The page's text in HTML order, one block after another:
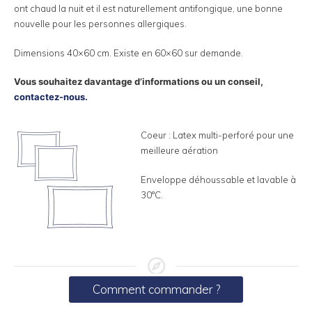
ont chaud la nuit et il est naturellement antifongique, une bonne
nouvelle pour les personnes allergiques.
Dimensions 40×60 cm. Existe en 60×60 sur demande.
Vous souhaitez davantage d’informations ou un conseil,
contactez-nous.
Coeur : Latex multi-perforé pour une
meilleure aération
Enveloppe déhoussable et lavable à
30°C.
Comment commander ?